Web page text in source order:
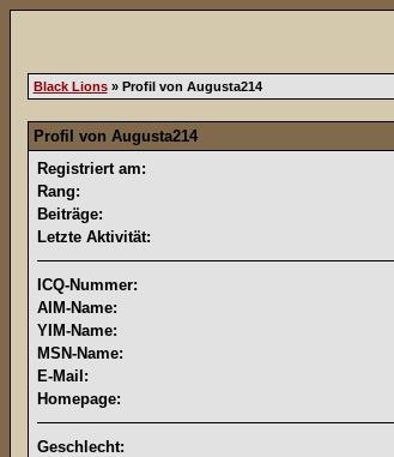
Black Lions» Profil von Augusta214
Profil von Augusta214
Registriert am:
Rang:
Beiträge:
Letzte Aktivität:
ICQ-Nummer:
AIM-Name:
YIM-Name:
MSN-Name:
E-Mail:
Homepage:
Geschlecht: